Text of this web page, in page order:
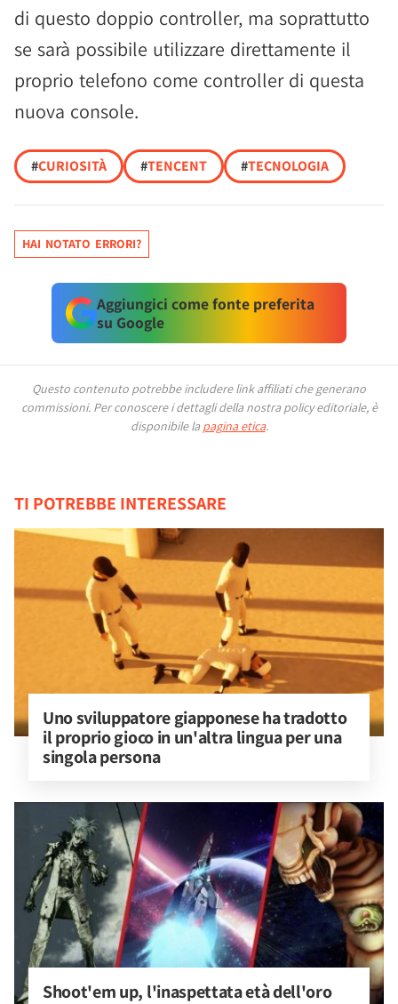
di questo doppio controller, ma soprattutto
se sarà possibile utilizzare direttamente il
proprio telefono come controller di questa
nuova console.
#CURIOSITÀ #TENCENT #TECNOLOGIA
HAI NOTATO ERRORI?
Aggiungici come fonte preferita
su Google
Questo contenuto potrebbe includere link affiliati che generano
commissioni. Per conoscere i dettagli della nostra policy editoriale, è
disponibile la pagina etica.
TI POTREBBE INTERESSARE
Uno sviluppatore giapponese ha tradotto
il proprio gioco in un'altra lingua per una
singola persona
Shoot'em up, l'inaspettata età dell'oro